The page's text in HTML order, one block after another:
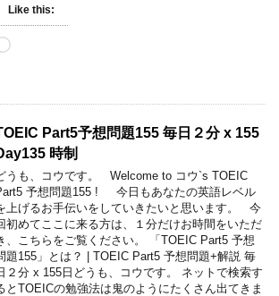
Like this:
Loading…
Part5予想問題155 毎日２分 x 155
時制
うも、コウです。 Welcome to コウ`s TOEIC
予想問題155 ! 今日もあなたの英語レベル
上げるお手伝いをしていきたいと思います。 今
初めてここに来る方は、１分だけお時間をいただ
、こちらをご覧ください。 「TOEIC Part5 予想
題155」とは？ | TOEIC Part5 予想問題+解説 毎
２分 x 155日どうも、コウです。 ネットで検索す
とTOEICの勉強法は鬼のようにたくさん出てきま